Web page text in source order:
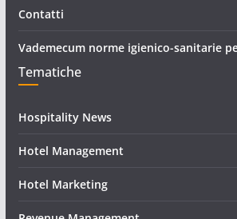
Contatti
Vademecum norme igienico-sanitarie
Tematiche
Hospitality News
Hotel Management
Hotel Marketing